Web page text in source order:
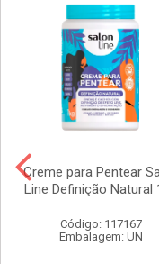
Creme para Pentear
Line Definição Natural
Código: 117167
Embalagem: UN